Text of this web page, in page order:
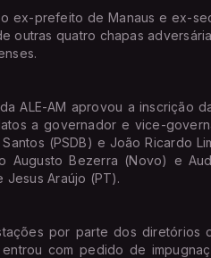
ex-prefeito de Manaus e ex-
outras quatro chapas
ALE-AM aprovou a inscrição
a governador e vice-
(PSDB) e João Ricardo
Augusto Bezerra (Novo) e
Jesus Araújo (PT).
por parte dos diretórios
com pedido de